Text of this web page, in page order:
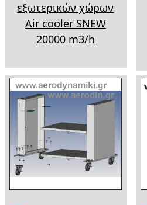
εξωτερικών χώρων
Air cooler SNEW
20000 m3/h